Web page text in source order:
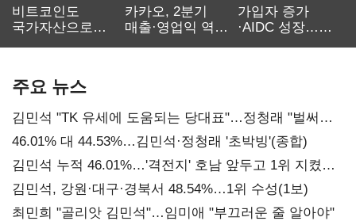
비트코인도
국가자산으로…'
카카오, 2분기
매출·영업익 역대
가입자 증가
·AIDC 성장…
주요 뉴스
김민석 "TK 유세에 도움되는 당대표"…정청래 "벌써
대표된 양 당직 배분"
46.01% 대 44.53%…김민석·정청래 '초박빙'(종합)
김민석 누적 46.01%…'격전지' 호남 앞두고 1위 지켰다
(2보)
김민석, 강원·대구·경북서 48.54%…1위 수성(1보)
최민희 "골리앗 김민석"…임미애 "부끄러운 줄 알아야"